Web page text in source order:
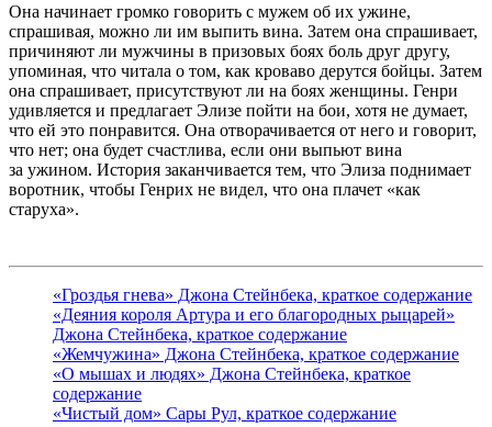
Она начинает громко говорить с мужем об их ужине,
спрашивая, можно ли им выпить вина. Затем она спрашивает,
причиняют ли мужчины в призовых боях боль друг другу,
упоминая, что читала о том, как кроваво дерутся бойцы. Затем
она спрашивает, присутствуют ли на боях женщины. Генри
удивляется и предлагает Элизе пойти на бои, хотя не думает,
что ей это понравится. Она отворачивается от него и говорит,
что нет; она будет счастлива, если они выпьют вина
за ужином. История заканчивается тем, что Элиза поднимает
воротник, чтобы Генрих не видел, что она плачет «как
старуха».
«Гроздья гнева» Джона Стейнбека, краткое содержание
«Деяния короля Артура и его благородных рыцарей»
Джона Стейнбека, краткое содержание
«Жемчужина» Джона Стейнбека, краткое содержание
«О мышах и людях» Джона Стейнбека, краткое
содержание
«Чистый дом» Сары Рул, краткое содержание